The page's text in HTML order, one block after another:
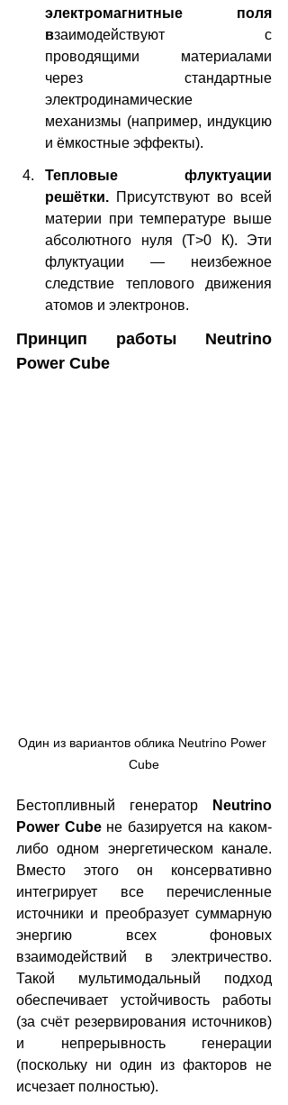
электромагнитные поля
взаимодействуют с
проводящими материалами
через стандартные
электродинамические
механизмы (например, индукцию
и ёмкостные эффекты).
Тепловые флуктуации
решётки. Присутствуют во всей
материи при температуре выше
абсолютного нуля (T>0 К). Эти
флуктуации — неизбежное
следствие теплового движения
атомов и электронов.
Принцип работы Neutrino
Power Cube
Один из вариантов облика Neutrino Power
Cube
Бестопливный генератор
Neutrino
Power Cube не базируется на каком-
либо одном энергетическом канале.
Вместо этого он консервативно
интегрирует все перечисленные
источники и преобразует суммарную
энергию всех фоновых
взаимодействий в электричество.
Такой мультимодальный подход
обеспечивает устойчивость работы
(за счёт резервирования источников)
и непрерывность генерации
(поскольку ни один из факторов не
исчезает полностью).